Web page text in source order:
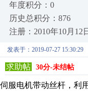
年度积分：0
历史总积分：876
注册：2010年10月12
发表于：2019-07-27 15:30:29
求助帖 30分-未结帖
伺服电机带动丝杆，利